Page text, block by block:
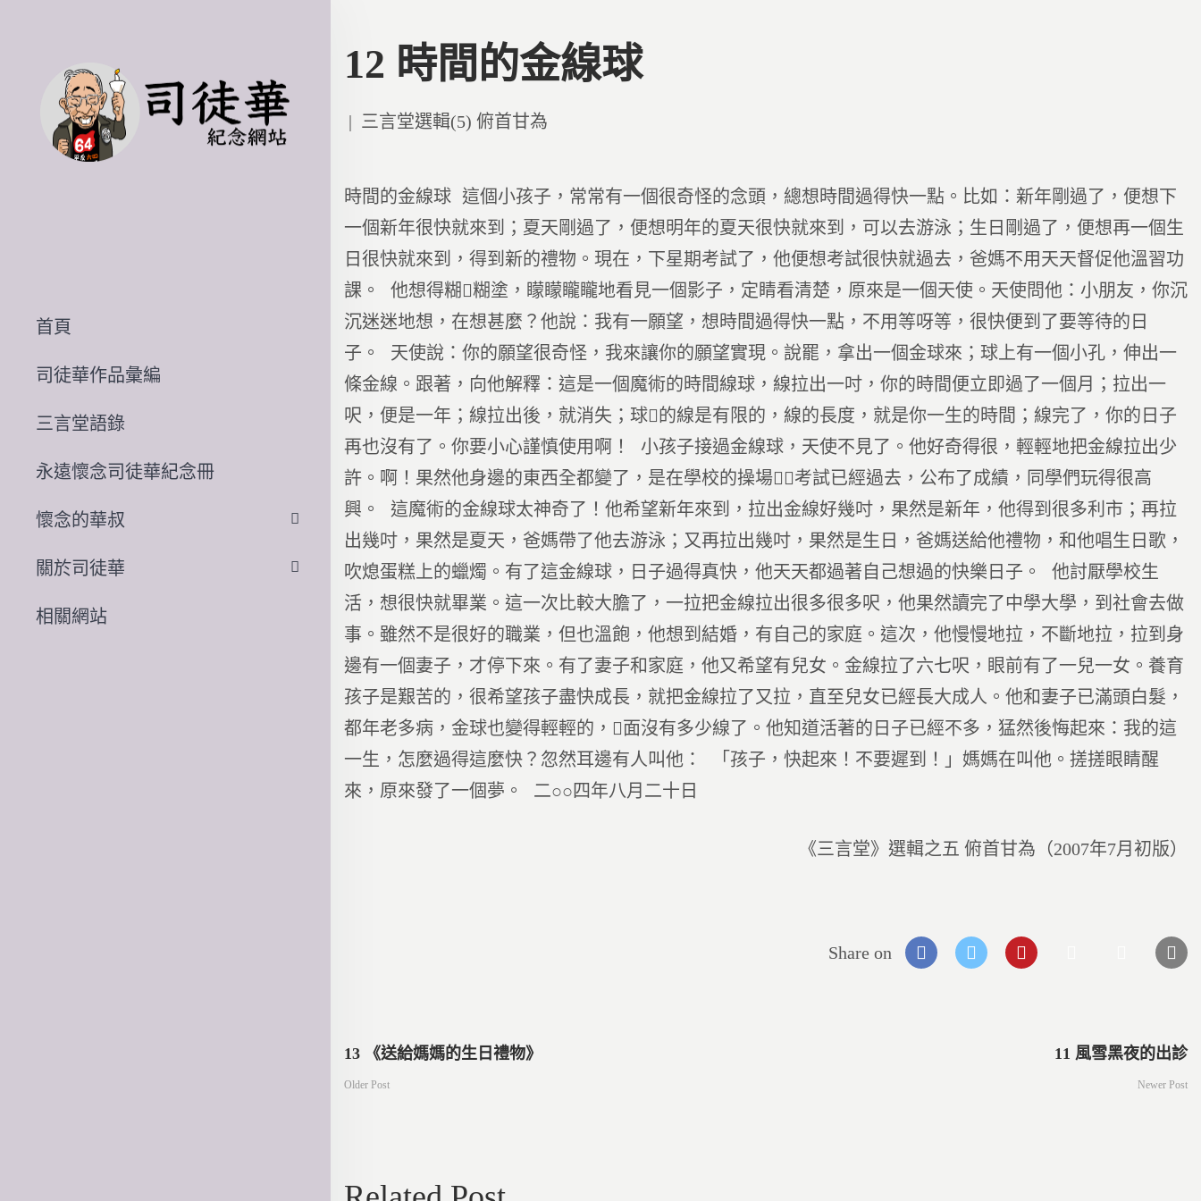
首頁
司徒華作品彙編
三言堂語錄
永遠懷念司徒華紀念冊
懷念的華叔
關於司徒華
相關網站
12 時間的金線球
Posted
三言堂選輯(5) 俯首甘為
時間的金線球 這個小孩子，常常有一個很奇怪的念頭，總想時間過得快一點。比如：新年剛過了，便想下
一個新年很快就來到；夏天剛過了，便想明年的夏天很快就來到，可以去游泳；生日剛過了，便想再一個生
日很快就來到，得到新的禮物。現在，下星期考試了，他便想考試很快就過去，爸媽不用天天督促他溫習功
課。 他想得糊糊塗，矇矇矓矓地看見一個影子，定睛看清楚，原來是一個天使。天使問他：小朋友，你沉
沉迷迷地想，在想甚麼？他說：我有一願望，想時間過得快一點，不用等呀等，很快便到了要等待的日
子。 天使說：你的願望很奇怪，我來讓你的願望實現。說罷，拿出一個金球來；球上有一個小孔，伸出一
條金線。跟著，向他解釋：這是一個魔術的時間線球，線拉出一吋，你的時間便立即過了一個月；拉出一
呎，便是一年；線拉出後，就消失；球的線是有限的，線的長度，就是你一生的時間；線完了，你的日子
再也沒有了。你要小心謹慎使用啊！ 小孩子接過金線球，天使不見了。他好奇得很，輕輕地把金線拉出少
許。啊！果然他身邊的東西全都變了，是在學校的操場，考試已經過去，公布了成績，同學們玩得很高
興。 這魔術的金線球太神奇了！他希望新年來到，拉出金線好幾吋，果然是新年，他得到很多利市；再拉
出幾吋，果然是夏天，爸媽帶了他去游泳；又再拉出幾吋，果然是生日，爸媽送給他禮物，和他唱生日歌，
吹熄蛋糕上的蠟燭。有了這金線球，日子過得真快，他天天都過著自己想過的快樂日子。 他討厭學校生
活，想很快就畢業。這一次比較大膽了，一拉把金線拉出很多很多呎，他果然讀完了中學大學，到社會去做
事。雖然不是很好的職業，但也溫飽，他想到結婚，有自己的家庭。這次，他慢慢地拉，不斷地拉，拉到身
邊有一個妻子，才停下來。有了妻子和家庭，他又希望有兒女。金線拉了六七呎，眼前有了一兒一女。養育
孩子是艱苦的，很希望孩子盡快成長，就把金線拉了又拉，直至兒女已經長大成人。他和妻子已滿頭白髮，
都年老多病，金球也變得輕輕的，面沒有多少線了。他知道活著的日子已經不多，猛然後悔起來：我的這
一生，怎麼過得這麼快？忽然耳邊有人叫他： 「孩子，快起來！不要遲到！」媽媽在叫他。搓搓眼睛醒
來，原來發了一個夢。 二○○四年八月二十日
《三言堂》選輯之五 俯首甘為（2007年7月初版）
Share on
文
導
13 《送給媽媽的生日禮物》
Older Post
11 風雪黑夜的出診
Newer Post